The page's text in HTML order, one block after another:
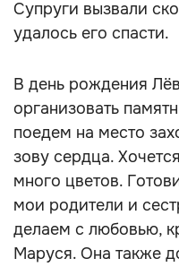
Супруги вызвали
удалось его спасти.
В день рождения
организовать
поедем на место
зову сердца.
много цветов.
мои родители и
делаем с любовью,
Маруся. Она также